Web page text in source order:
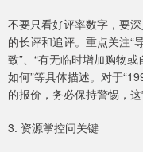
不要只看好评率数字，要
的长评和追评。重点关注“
致”、“有无临时增加购物
如何”等具体描述。对于
的报价，务必保持警惕，
3. 资源掌控问关键